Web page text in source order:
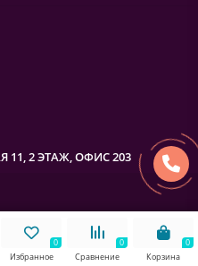
11, 2 ЭТАЖ, ОФИС 203
0
Избранное
0
Сравнение
0
Корзина